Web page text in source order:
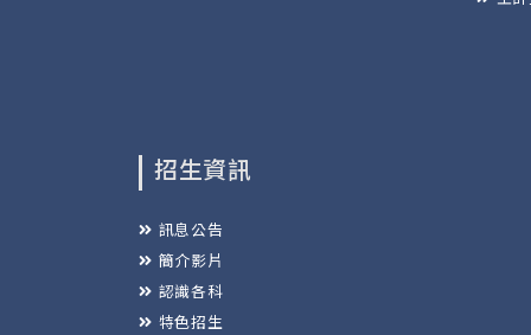
招生資訊
訊息公告
簡介影片
認識各科
特色招生